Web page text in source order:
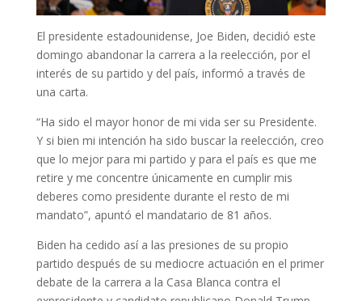
El presidente estadounidense, Joe Biden, decidió este
domingo abandonar la carrera a la reelección, por el
interés de su partido y del país, informó a través de
una carta.
“Ha sido el mayor honor de mi vida ser su Presidente.
Y si bien mi intención ha sido buscar la reelección, creo
que lo mejor para mi partido y para el país es que me
retire y me concentre únicamente en cumplir mis
deberes como presidente durante el resto de mi
mandato”, apuntó el mandatario de 81 años.
Biden ha cedido así a las presiones de su propio
partido después de su mediocre actuación en el primer
debate de la carrera a la Casa Blanca contra el